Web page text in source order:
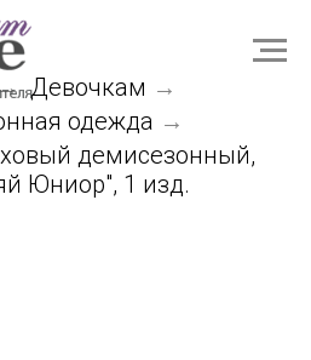
Девочкам →
одежда →
демисезонный,
Юниор", 1 изд.